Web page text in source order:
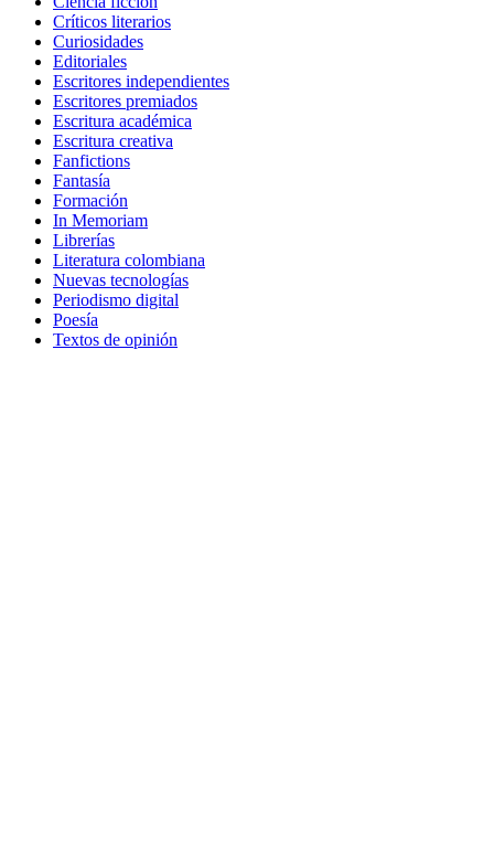
Críticos literarios
Curiosidades
Editoriales
Escritores independientes
Escritores premiados
Escritura académica
Escritura creativa
Fanfictions
Fantasía
Formación
In Memoriam
Librerías
Literatura colombiana
Nuevas tecnologías
Periodismo digital
Poesía
Textos de opinión